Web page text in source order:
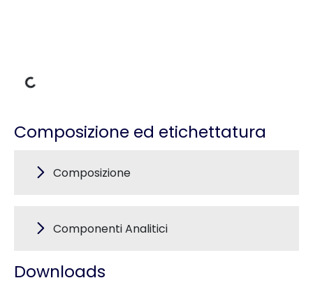
Dati di carico
Composizione ed etichettatura
Composizione
Componenti Analitici
Downloads